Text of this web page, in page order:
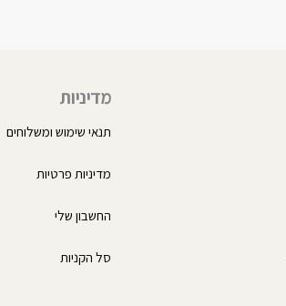
מדיניות
תנאי שימוש ומשלוחים
מדיניות פרטיות
החשבון שלי
סל הקניות